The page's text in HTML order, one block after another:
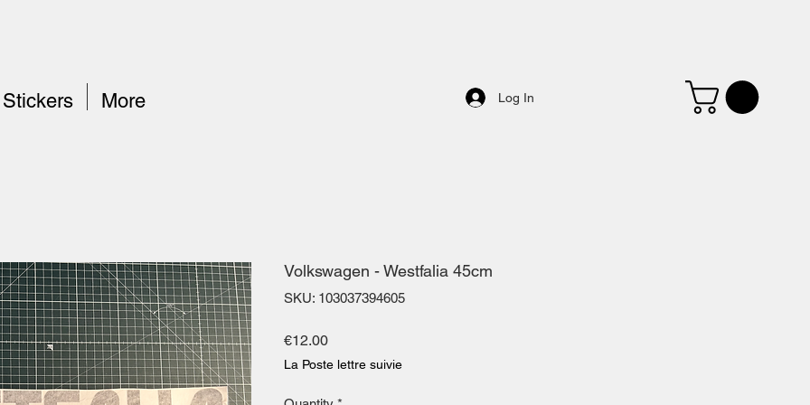
Log In
Stickers More
Volkswagen - Westfalia 45cm
SKU: 103037394605
€12.00Price
La Poste lettre suivie